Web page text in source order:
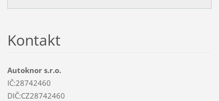
Kontakt
Autoknor s.r.o.
IČ:28742460
DIČ:CZ28742460